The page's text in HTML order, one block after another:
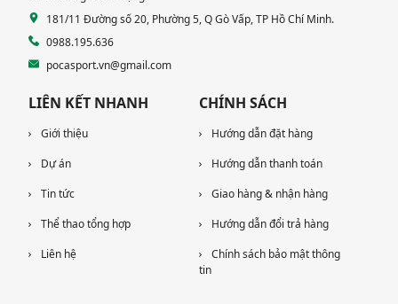
181/11 Đường số 20, Phường 5, Q Gò Vấp, TP Hồ Chí Minh.
0988.195.636
pocasport.vn@gmail.com
LIÊN KẾT NHANH
Giới thiệu
Dự án
Tin tức
Thể thao tổng hợp
Liên hệ
CHÍNH SÁCH
Hướng dẫn đặt hàng
Hướng dẫn thanh toán
Giao hàng & nhận hàng
Hướng dẫn đổi trả hàng
Chính sách bảo mật thông
tin